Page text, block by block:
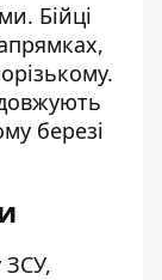
Бійці
березі
ЗСУ,